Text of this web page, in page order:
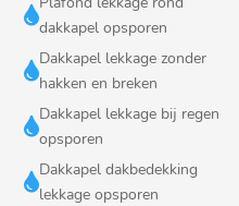

dakkapel opsporen

Dakkapel lekkage zonder
hakken en breken

Dakkapel lekkage bij regen
opsporen

Dakkapel dakbedekking
lekkage opsporen